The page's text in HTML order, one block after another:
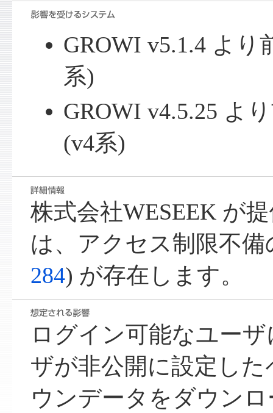
GROWI v5.1.4 よ
系)
GROWI v4.5.25 よ
(v4系)
株式会社WESEEK が
は、アクセス制限不備
284) が存在します。
ログイン可能なユー
ザが非公開に設定し
ウンデータをダウン